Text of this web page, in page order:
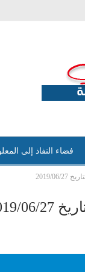
فضاء النفاذ إلى